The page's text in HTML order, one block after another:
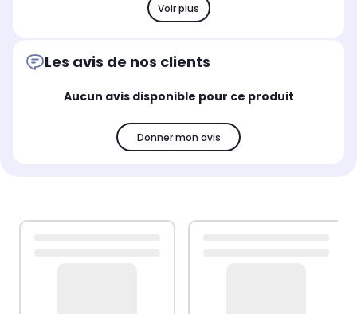
Voir plus
Les avis de nos clients
Aucun avis disponible pour ce produit
Donner mon avis